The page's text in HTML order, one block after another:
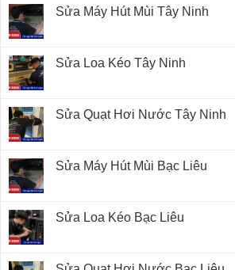
Sửa Máy Hút Mùi Tây Ninh
Sửa Loa Kéo Tây Ninh
Sửa Quạt Hơi Nước Tây Ninh
Sửa Máy Hút Mùi Bạc Liêu
Sửa Loa Kéo Bạc Liêu